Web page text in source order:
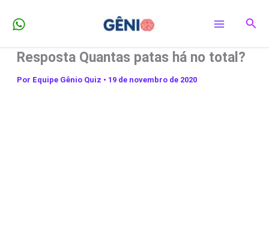
para
conteúdo
Resposta Quantas patas há no total?
Por Equipe Gênio Quiz • 19 de novembro de 2020